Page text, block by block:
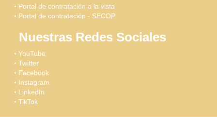
Portal de contratación a la vista
Portal de contratación - SECOP
Nuestras Redes Sociales
YouTube
Twitter
Facebook
Instagram
LinkedIn
TikTok